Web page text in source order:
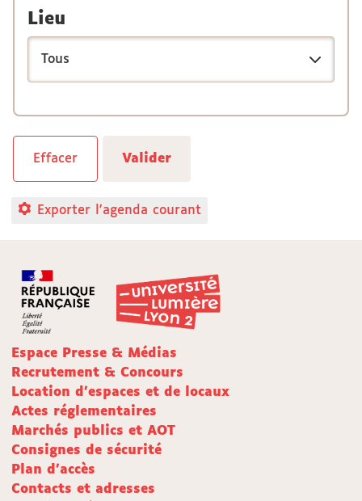
Lieu
Exporter l'agenda courant
Espace Presse & Médias
Recrutement & Concours
Location d'espaces et de locaux
Actes réglementaires
Marchés publics et AOT
Consignes de sécurité
Plan d'accès
Contacts et adresses